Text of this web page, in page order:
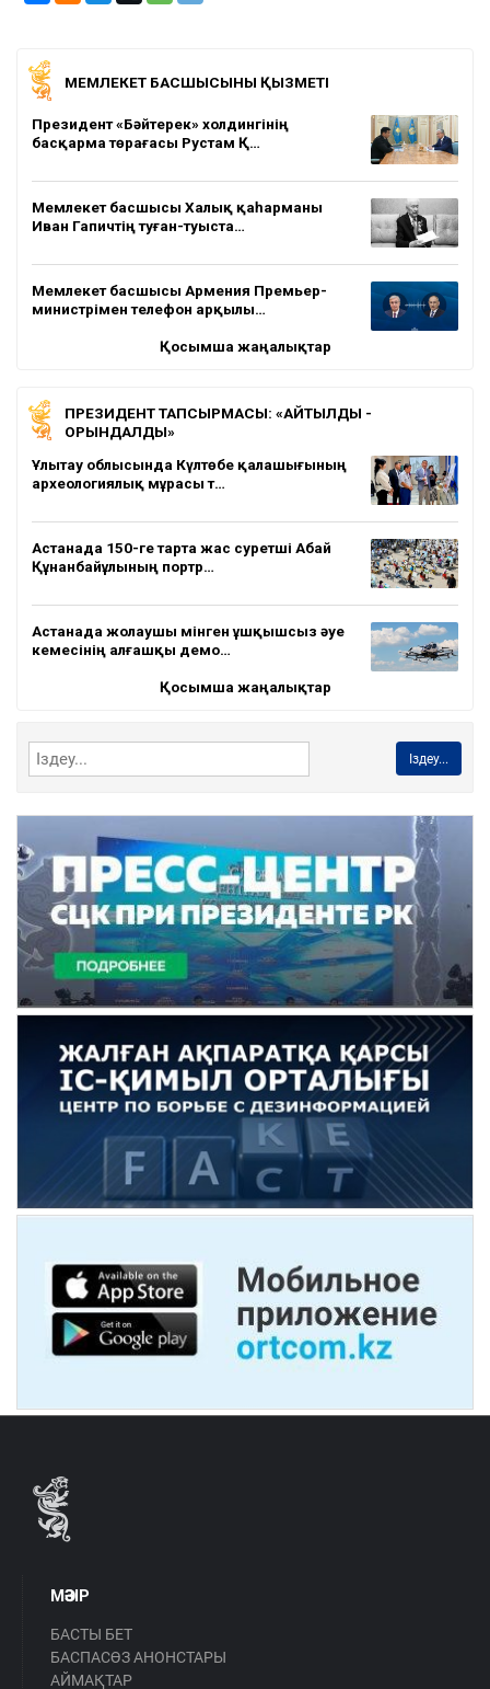
МЕМЛЕКЕТ БАСШЫСЫНЫҢ ҚЫЗМЕТІ
Президент «Бәйтерек» холдингінің
басқарма төрағасы Рустам Қ…
Мемлекет басшысы Халық қаһарманы
Иван Гапичтің туған-туыста…
Мемлекет басшысы Армения Премьер-
министрімен телефон арқылы…
Қосымша жаңалықтар
ПРЕЗИДЕНТ ТАПСЫРМАСЫ: «АЙТЫЛДЫ -
ОРЫНДАЛДЫ»
Ұлытау облысында Күлтөбе қалашығының
археологиялық мұрасы т…
Астанада 150-ге тарта жас суретші Абай
Құнанбайұлының портр…
Астанада жолаушы мінген ұшқышсыз әуе
кемесінің алғашқы демо…
Қосымша жаңалықтар
Іздеу...
МӘЗІР
БАСТЫ БЕТ
БАСПАСӨЗ АНОНСТАРЫ
АЙМАҚТАР